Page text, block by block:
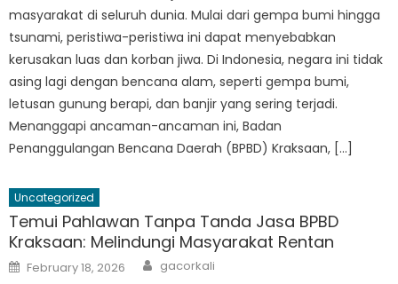
masyarakat di seluruh dunia. Mulai dari gempa bumi hingga
tsunami, peristiwa-peristiwa ini dapat menyebabkan
kerusakan luas dan korban jiwa. Di Indonesia, negara ini tidak
asing lagi dengan bencana alam, seperti gempa bumi,
letusan gunung berapi, dan banjir yang sering terjadi.
Menanggapi ancaman-ancaman ini, Badan
Penanggulangan Bencana Daerah (BPBD) Kraksaan, […]
Uncategorized
Temui Pahlawan Tanpa Tanda Jasa BPBD
Kraksaan: Melindungi Masyarakat Rentan
Posted
on
February 18, 2026 Author
gacorkali